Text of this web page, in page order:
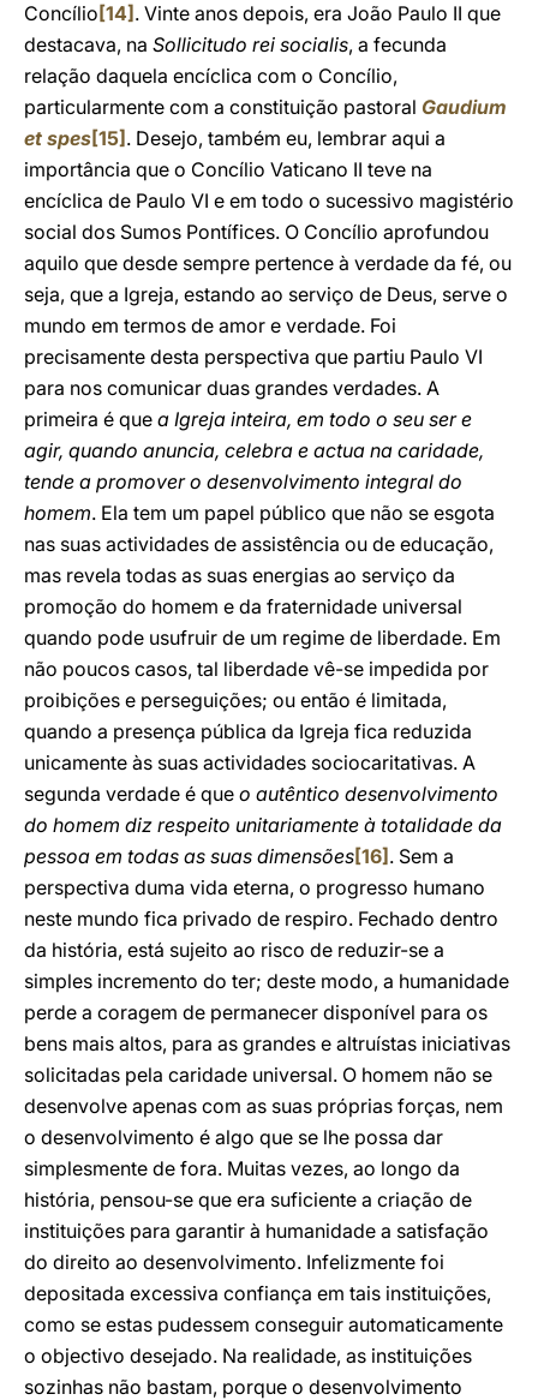
Concílio [14] . Vinte anos depois, era João Paulo II que
destacava, na Sollicitudo rei socialis, a fecunda
relação daquela encíclica com o Concílio,
particularmente com a constituição pastoral Gaudium
et spes[15] . Desejo, também eu, lembrar aqui a
importância que o Concílio Vaticano II teve na
encíclica de Paulo VI e em todo o sucessivo magistério
social dos Sumos Pontífices. O Concílio aprofundou
aquilo que desde sempre pertence à verdade da fé, ou
seja, que a Igreja, estando ao serviço de Deus, serve o
mundo em termos de amor e verdade. Foi
precisamente desta perspectiva que partiu Paulo VI
para nos comunicar duas grandes verdades. A
primeira é que a Igreja inteira, em todo o seu ser e
agir, quando anuncia, celebra e actua na caridade,
tende a promover o desenvolvimento integral do
homem. Ela tem um papel público que não se esgota
nas suas actividades de assistência ou de educação,
mas revela todas as suas energias ao serviço da
promoção do homem e da fraternidade universal
quando pode usufruir de um regime de liberdade. Em
não poucos casos, tal liberdade vê-se impedida por
proibições e perseguições; ou então é limitada,
quando a presença pública da Igreja fica reduzida
unicamente às suas actividades sociocaritativas. A
segunda verdade é que o autêntico desenvolvimento
do homem diz respeito unitariamente à totalidade da
pessoa em todas as suas dimensões[16] . Sem a
perspectiva duma vida eterna, o progresso humano
neste mundo fica privado de respiro. Fechado dentro
da história, está sujeito ao risco de reduzir-se a
simples incremento do ter; deste modo, a humanidade
perde a coragem de permanecer disponível para os
bens mais altos, para as grandes e altruístas iniciativas
solicitadas pela caridade universal. O homem não se
desenvolve apenas com as suas próprias forças, nem
o desenvolvimento é algo que se lhe possa dar
simplesmente de fora. Muitas vezes, ao longo da
história, pensou-se que era suficiente a criação de
instituições para garantir à humanidade a satisfação
do direito ao desenvolvimento. Infelizmente foi
depositada excessiva confiança em tais instituições,
como se estas pudessem conseguir automaticamente
o objectivo desejado. Na realidade, as instituições
sozinhas não bastam, porque o desenvolvimento